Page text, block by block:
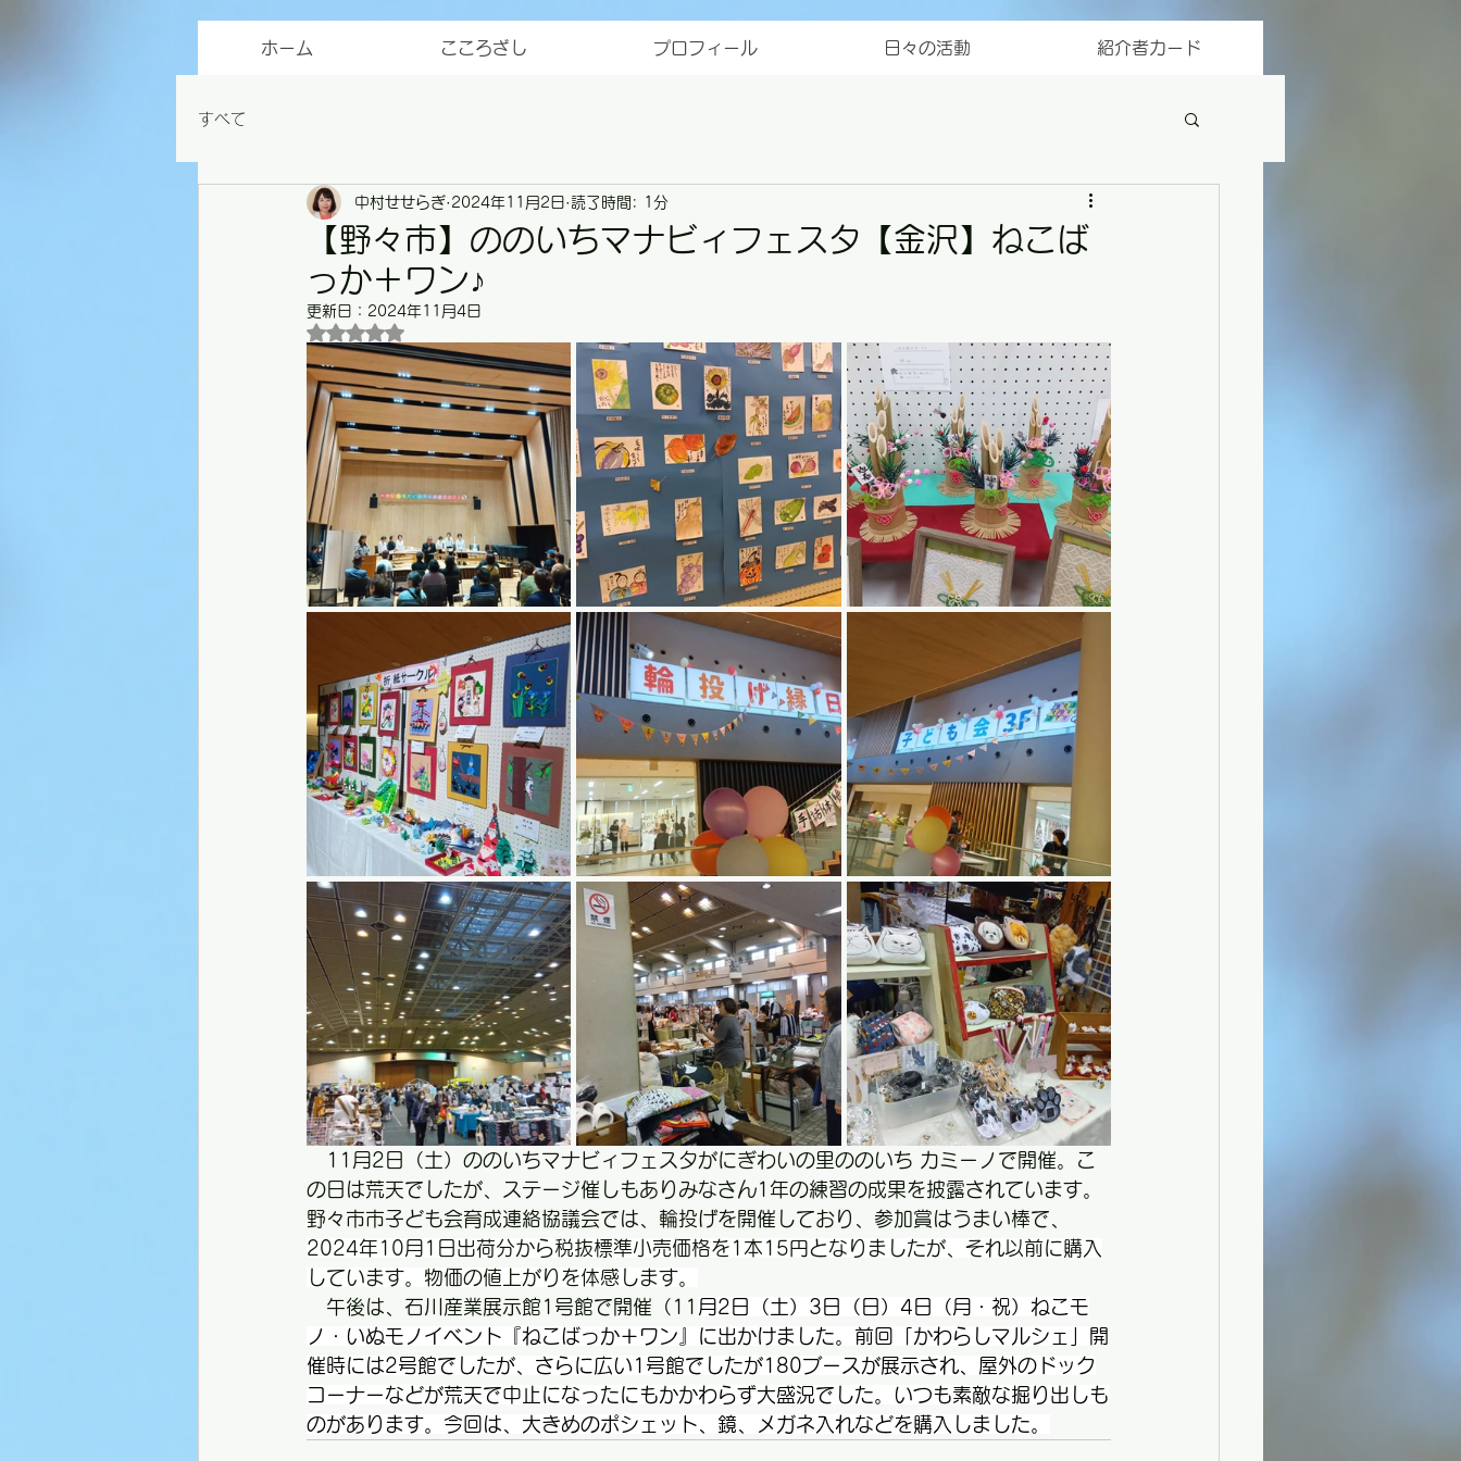
ホーム こころざし プロフィール 日々の活動 紹介者カード
すべて
【野々市】ののいちマナビィフェスタ【金沢】ねこば
っか＋ワン♪
中村せせらぎ 2024年11月2日 読了時間: 1分
更新日： 2024年11月4日
5つ星のうちNaNと評価されています。
11月2日（土）ののいちマナビィフェスタがにぎわいの里ののいち カミーノで開催。こ
の日は荒天でしたが、ステージ催しもありみなさん1年の練習の成果を披露されています。
野々市市子ども会育成連絡協議会では、輪投げを開催しており、参加賞はうまい棒で、
2024年 10月1日出荷分から税抜標準小売価格を1本15円となりましたが、それ以前に購入
しています。物価の値上がりを体感します。
午後は、石川産業展示館1号館で開催（11 月2日（土）3日（日）4日（月・祝）ねこモ
ノ・いぬモノイベント『ねこばっか＋ワン』に出かけました。前回「かわらしマルシェ」開
催時には2号館でしたが、さらに広い1号館でしたが180ブースが展示され、屋外のドック
コーナーなどが荒天で中止になったにもかかわらず大盛況でした。いつも素敵な掘り出しも
のがあります。今回は、大きめのポシェット、鏡、メガネ入れなどを購入しました。